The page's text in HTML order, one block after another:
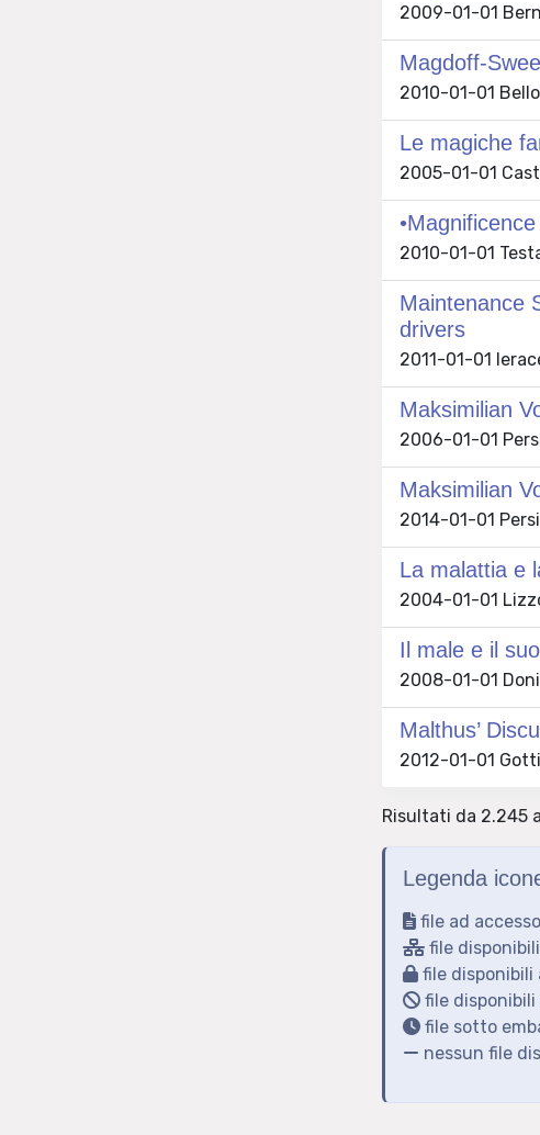
2009-01-01
Magdoff-
2010-01-01
Le magiche
2005-01-01
2010-01-01
Maintenance
drivers
2011-01-01
Maksimilian
2006-01-01
Maksimilian
2014-01-01
La malattia e
2004-01-01
Il male e il
2008-01-01
Malthus’
2012-01-01
Risultati da 2.245
Legenda
file ad
file
file
file
file sotto
nessun file